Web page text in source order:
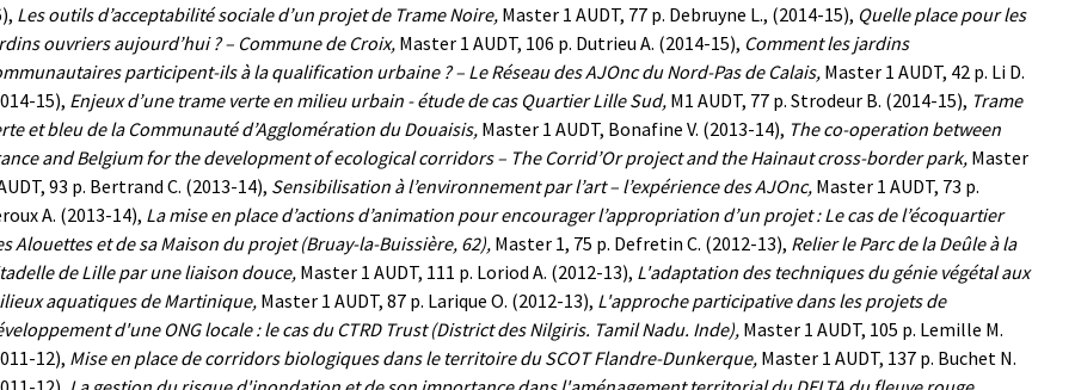
Les outils d’acceptabilité sociale d’un projet de Trame Noire, Master 1 AUDT, 77 p. Debruyne L., (2014-15), Quelle place pour les
ouvriers aujourd’hui ? – Commune de Croix, Master 1 AUDT, 106 p. Dutrieu A. (2014-15), Comment les jardins
participent-ils à la qualification urbaine ? – Le Réseau des AJOnc du Nord-Pas de Calais, Master 1 AUDT, 42 p. Li D.
15), Enjeux d’une trame verte en milieu urbain - étude de cas Quartier Lille Sud, M1 AUDT, 77 p. Strodeur B. (2014-15), Trame
et bleu de la Communauté d’Agglomération du Douaisis, Master 1 AUDT, Bonafine V. (2013-14), The co-operation between
and Belgium for the development of ecological corridors – The Corrid’Or project and the Hainaut cross-border park, Master
93 p. Bertrand C. (2013-14), Sensibilisation à l’environnement par l’art – l’expérience des AJOnc, Master 1 AUDT, 73 p.
A. (2013-14), La mise en place d’actions d’animation pour encourager l’appropriation d’un projet : Le cas de l’écoquartier
Alouettes et de sa Maison du projet (Bruay-la-Buissière, 62), Master 1, 75 p. Defretin C. (2012-13), Relier le Parc de la Deûle à la
de Lille par une liaison douce, Master 1 AUDT, 111 p. Loriod A. (2012-13), L'adaptation des techniques du génie végétal aux
aquatiques de Martinique, Master 1 AUDT, 87 p. Larique O. (2012-13), L'approche participative dans les projets de
d'une ONG locale : le cas du CTRD Trust (District des Nilgiris. Tamil Nadu. Inde), Master 1 AUDT, 105 p. Lemille M.
12), Mise en place de corridors biologiques dans le territoire du SCOT Flandre-Dunkerque, Master 1 AUDT, 137 p. Buchet N.